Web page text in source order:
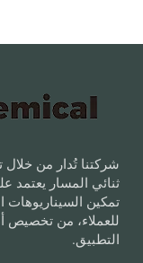
شركتنا تُدار من خلال
ثنائي المسار يعتمد
تمكين السيناريوهات
للعملاء، من تخصيص
التطبيق.